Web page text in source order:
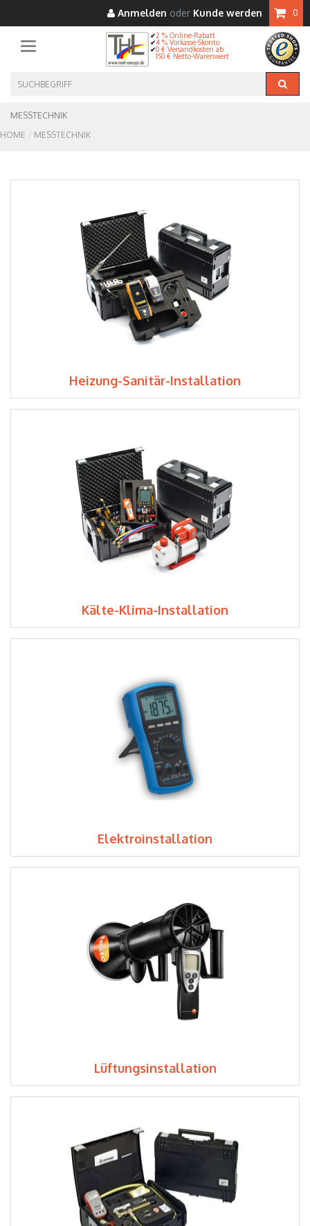
Anmelden oder Kunde werden 0
Toggle navigation
2 % Online-Rabatt
4 % Vorkasse-Skonto
0 € Versandkosten ab
150 € Netto-Warenwert
MESSTECHNIK
HOME
MESSTECHNIK
Heizung-Sanitär-Installation
Kälte-Klima-Installation
Elektroinstallation
Lüftungsinstallation